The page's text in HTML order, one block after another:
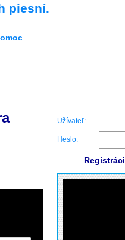
piesní.
Užívateľ:
Heslo: